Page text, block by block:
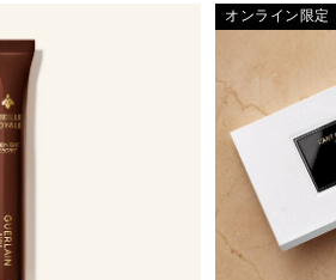
オンライン限定